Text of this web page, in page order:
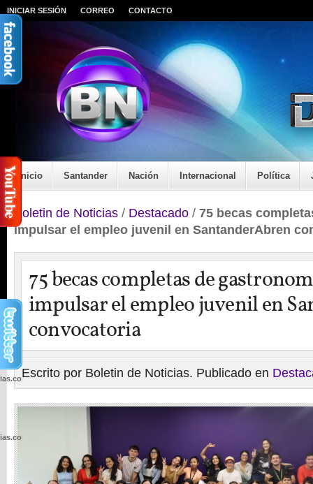
INICIAR SESIÓN CORREO CONTACTO
Inicio Santander Nación Internacional Política
Boletin de Noticias / Destacado / 75 becas
impulsar el empleo juvenil en SantanderAbren
75 becas completas de
impulsar el empleo juvenil en
convocatoria
Escrito por Boletin de Noticias. Publicado en
wp-
wp-